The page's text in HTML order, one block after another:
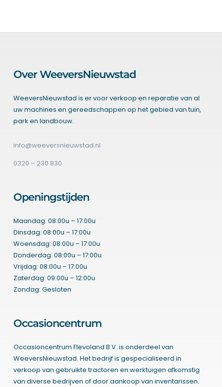
Over WeeversNieuwstad
WeeversNieuwstad is er voor verkoop en reparatie van al
uw machines en gereedschappen op het gebied van tuin,
park en landbouw.
info@weeversnieuwstad.nl
0320 – 230 830
Openingstijden
Maandag: 08:00u – 17:00u
Dinsdag: 08:00u – 17:00u
Woensdag: 08:00u – 17:00u
Donderdag: 08:00u – 17:00u
Vrijdag: 08:00u – 17:00u
Zaterdag: 09:00u – 12:00u
Zondag: Gesloten
Occasioncentrum
Occasioncentrum Flevoland B.V. is onderdeel van
WeeversNieuwstad. Het bedrijf is gespecialiseerd in
verkoop van gebruikte tractoren en werktuigen afkomstig
van diverse bedrijven of door aankoop van inventarissen.